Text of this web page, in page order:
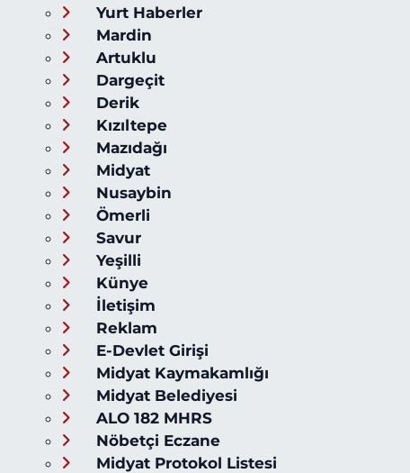
Yurt Haberler
Mardin
Artuklu
Dargeçit
Derik
Kızıltepe
Mazıdağı
Midyat
Nusaybin
Ömerli
Savur
Yeşilli
Künye
İletişim
Reklam
E-Devlet Girişi
Midyat Kaymakamlığı
Midyat Belediyesi
ALO 182 MHRS
Nöbetçi Eczane
Midyat Protokol Listesi